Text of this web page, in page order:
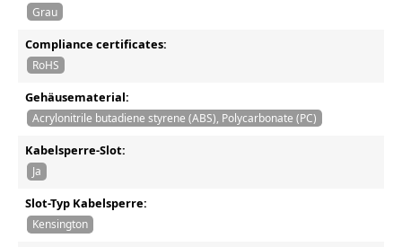
Grau
Compliance certificates:
RoHS
Gehäusematerial:
Acrylonitrile butadiene styrene (ABS), Polycarbonate (PC)
Kabelsperre-Slot:
Ja
Slot-Typ Kabelsperre:
Kensington